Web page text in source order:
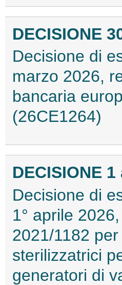
DECISIONE
Decisione di
marzo 2026,
bancaria
(26CE1264)
DECISIONE
Decisione di
1° aprile
2021/1182
sterilizzatrici
generatori di